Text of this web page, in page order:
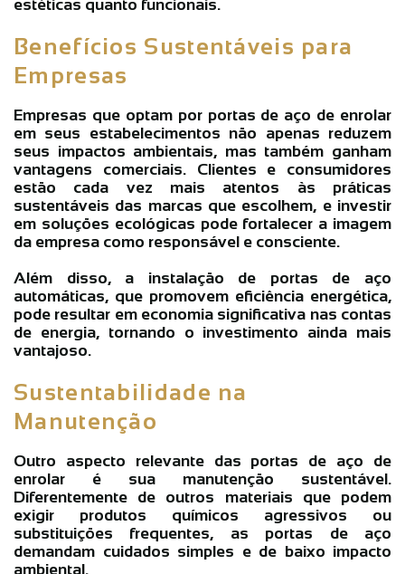
estéticas quanto funcionais.
Benefícios Sustentáveis para
Empresas
Empresas que optam por portas de aço de enrolar
em seus estabelecimentos não apenas reduzem
seus impactos ambientais, mas também ganham
vantagens comerciais. Clientes e consumidores
estão cada vez mais atentos às práticas
sustentáveis das marcas que escolhem, e investir
em soluções ecológicas pode fortalecer a imagem
da empresa como responsável e consciente.
Além disso, a instalação de portas de aço
automáticas, que promovem eficiência energética,
pode resultar em economia significativa nas contas
de energia, tornando o investimento ainda mais
vantajoso.
Sustentabilidade na
Manutenção
Outro aspecto relevante das portas de aço de
enrolar é sua manutenção sustentável.
Diferentemente de outros materiais que podem
exigir produtos químicos agressivos ou
substituições frequentes, as portas de aço
demandam cuidados simples e de baixo impacto
ambiental.